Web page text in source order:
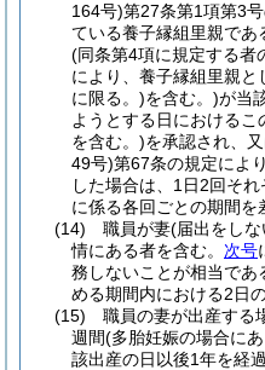
164号)第27条第1項第3
ている養子縁組里親で
(同条第4項に規定する者
により、養子縁組里親
に限る。)を含む。)が当
ようとする日におけるこ
を含む。)を承認され、
49号)第67条の規定によ
した場合は、1日2回そ
に係る各回ごとの期間
(14)
職員が妻(届出をし
情にある者を含む。 次号
務しないことが相当で
める期間内における2日
(15)
職員の妻が出産する
週間(多胎妊娠の場合に
該出産の日以後1年を経